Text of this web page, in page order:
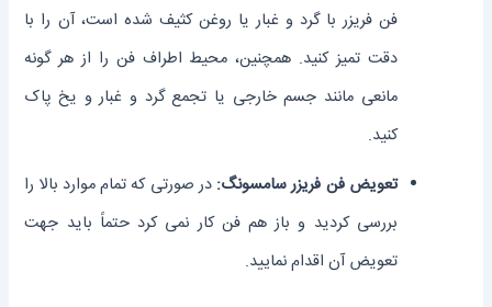
فن فریزر با گرد و غبار یا روغن کثیف شده است، آن را با
دقت تمیز کنید. همچنین، محیط اطراف فن را از هر گونه
مانعی مانند جسم خارجی یا تجمع گرد و غبار و یخ پاک
کنید.
تعویض فن فریزر سامسونگ: در صورتی که تمام موارد بالا را
بررسی کردید و باز هم فن کار نمی ‌کرد حتماً باید جهت
تعویض آن اقدام نمایید.